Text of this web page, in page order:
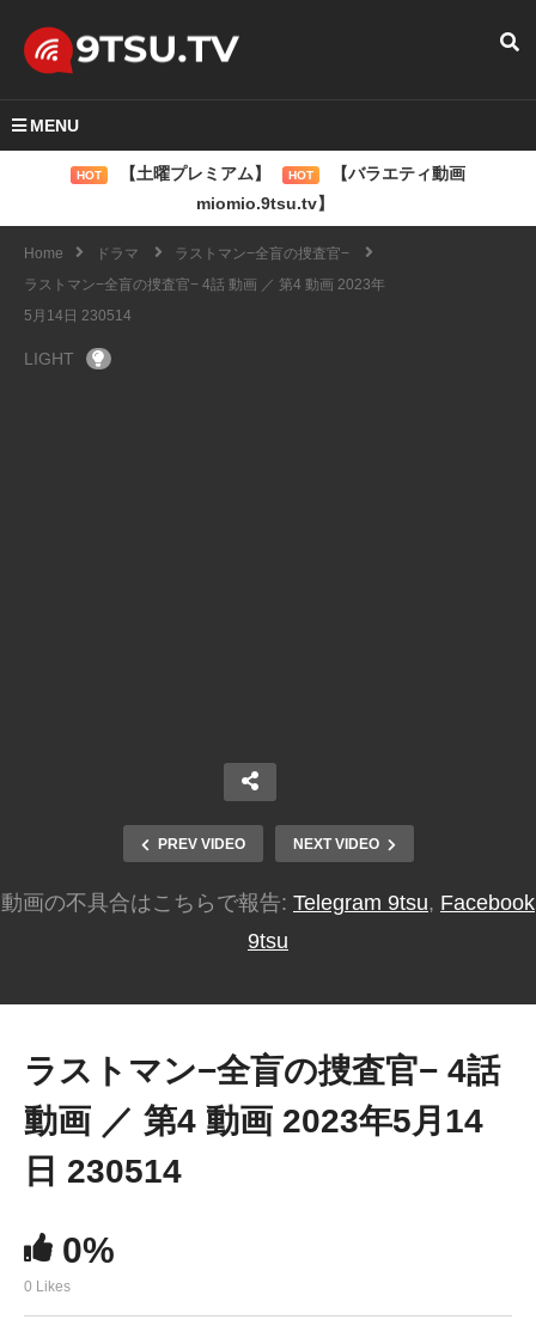
MENU
HOT 【土曜プレミアム】 HOT
【バラエティ動画
miomio.9tsu.tv】
Home ドラマ
ラストマン−全盲の捜査官−
ラストマン−全盲の捜査官− 4話 動画 ／ 第4 動画 2023年
5月14日 230514
LIGHT
PREV VIDEO NEXT VIDEO
動画の不具合はこちらで報告: Telegram 9tsu, Facebook
9tsu
ラストマン−全盲の捜査官− 4話
動画 ／ 第4 動画 2023年5月14
日 230514
0%
0 Likes